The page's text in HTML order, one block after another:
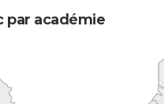
par académie